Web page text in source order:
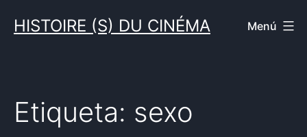
HISTOIRE (S) DU CINÉMA Menú
Etiqueta: sexo